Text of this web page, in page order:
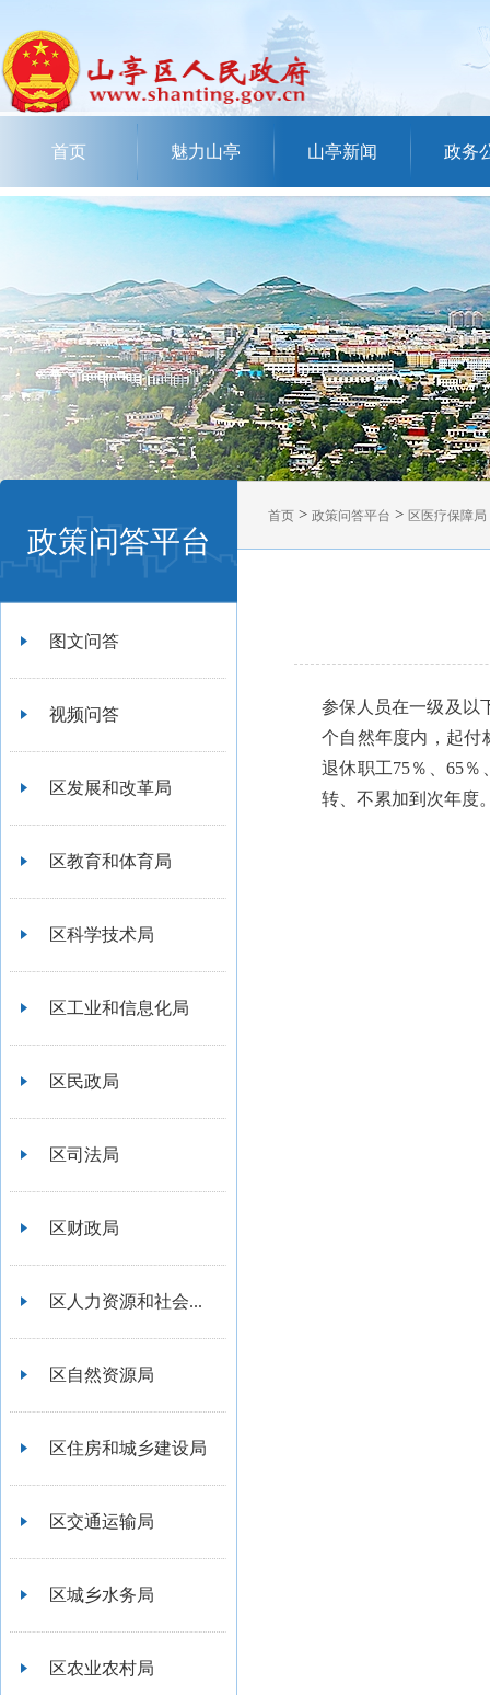
首页 魅力山亭 山亭新闻 政务
政策问答平台
图文问答
视频问答
区发展和改革局
区教育和体育局
区科学技术局
区工业和信息化局
区民政局
区司法局
区财政局
区人力资源和社会...
区自然资源局
区住房和城乡建设局
区交通运输局
区城乡水务局
区农业农村局
首页 > 政策问答平台 > 区医疗保障局
参保人员在一级及以
个自然年度内，起付
退休职工75％、65
转、不累加到次年度